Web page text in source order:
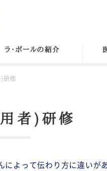
ラ・ポールの紹介
研修
者)研修
によって伝わり方に違いが